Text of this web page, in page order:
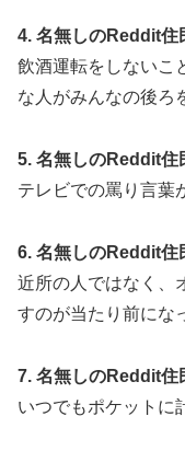
4. 名無しのReddit住
飲酒運転をしないこ
な人がみんなの後ろ
5. 名無しのReddit住
テレビでの罵り言葉
6. 名無しのReddit住
近所の人ではなく、
すのが当たり前にな
7. 名無しのReddit住
いつでもポケットに